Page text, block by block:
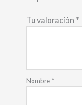
Tu valoración *
Nombre *